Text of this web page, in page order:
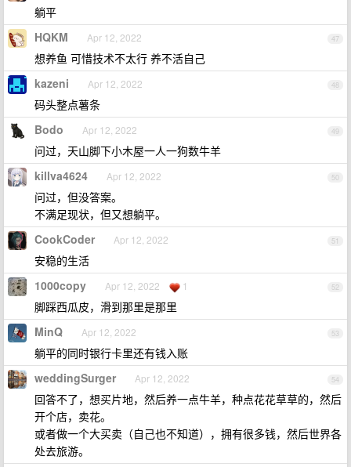
躺平
47
HQKM Apr 12, 2022
想养鱼 可惜技术不太行 养不活自己
48
kazeni Apr 12, 2022
码头整点薯条
49
Bodo Apr 12, 2022
问过，天山脚下小木屋一人一狗数牛羊
50
killva4624 Apr 12, 2022
问过，但没答案。
不满足现状，但又想躺平。
51
CookCoder Apr 12, 2022
安稳的生活
52
1000copy Apr 12, 2022 1
脚踩西瓜皮，滑到那里是那里
53
MinQ Apr 12, 2022
躺平的同时银行卡里还有钱入账
54
weddingSurger Apr 12, 2022
回答不了，想买片地，然后养一点牛羊，种点花花草草的，然后
开个店，卖花。
或者做一个大买卖（自己也不知道），拥有很多钱，然后世界各
处去旅游。